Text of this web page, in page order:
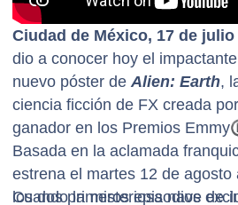
Ciudad de México, 17 de julio
dio a conocer hoy el
nuevo póster de Alien: Earth,
ciencia ficción de FX creada
ganador en los Premios Emmy
Basada en la aclamada
estrena el martes 12 de agosto
los dos primeros episodios
Cuando la misteriosa nave de